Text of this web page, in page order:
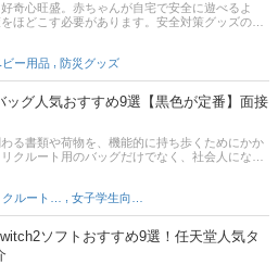
奇心旺盛。赤ちゃんが自宅で安全に遊べるよ
ほどこす必要があります。安全対策グッズのな
アロック（チャイルドロック）」というものが
に手軽に取りつけられます。この記事では、わ
ンター代表の伊東優子さん監修のもと、赤ちゃ
方とおすすめ商品を紹介。賃貸住宅でも取りつ
商品を中心に、引き戸や窓、冷蔵庫などに使える
を厳選しました。記事の後半では、通販の人気
ひ参考にしてみてください。
ビー用品 防災グッズ
ッグ人気おすすめ9選【黒色が定番】面接
る書類や荷物を、機能的に持ち歩くためにかか
クルート用のバッグだけでなく、社会人になっ
ンもあります。この記事では、ファッションス
衣（くにえ）さんへの取材をもとに、レディー
とおすすめ商品をご紹介。面接時にあると便利
ておきたいアイテム」もご紹介しているので、
い。記事後半には、通販サイトの最新人気ラン
ので、売れ筋や口コミを確認してみましょう。
ソフトおすすめ9選！任天堂人気タ